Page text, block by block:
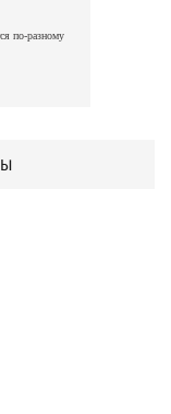
по-разному